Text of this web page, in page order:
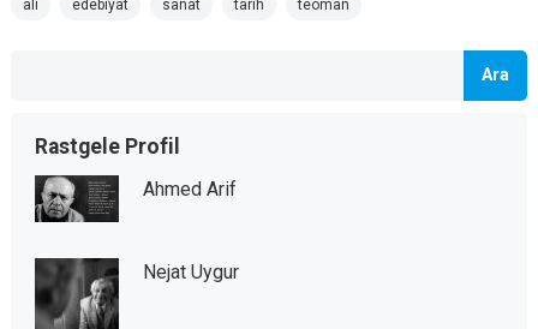
ali edebiyat sanat tarih teoman
Ara
Rastgele Profil
Ahmed Arif
Nejat Uygur